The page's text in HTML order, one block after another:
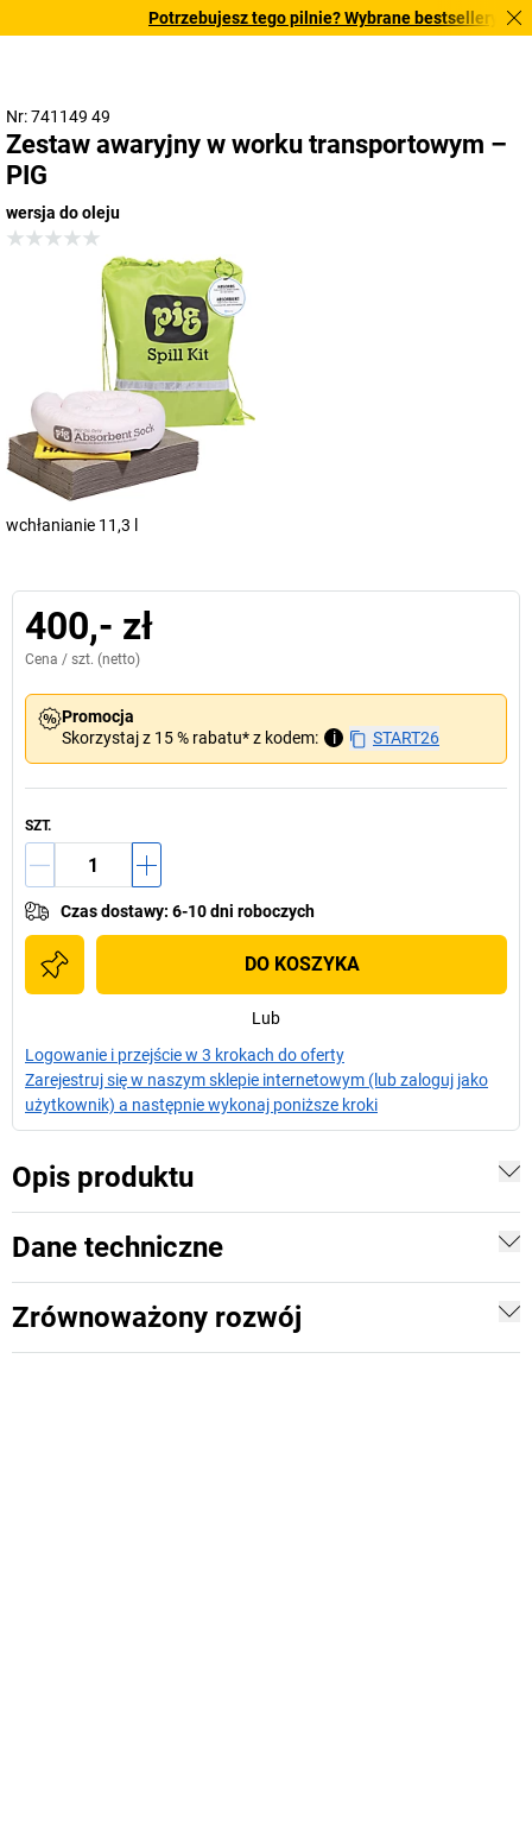
Potrzebujesz tego pilnie? Wybrane bestsellery
Nr: 741149 49
Zestaw awaryjny w worku transportowym –
PIG
wersja do oleju
wchłanianie 11,3 l
400,- zł
Cena / szt. (netto)
Promocja
Skorzystaj z 15 % rabatu* z kodem:
i START26
SZT.
Czas dostawy: 6-10 dni roboczych
DO KOSZYKA
Lub
Logowanie i przejście w 3 krokach do oferty
Zarejestruj się w naszym sklepie internetowym (lub zaloguj jako
użytkownik) a następnie wykonaj poniższe kroki
Opis produktu
Dane techniczne
Zrównoważony rozwój